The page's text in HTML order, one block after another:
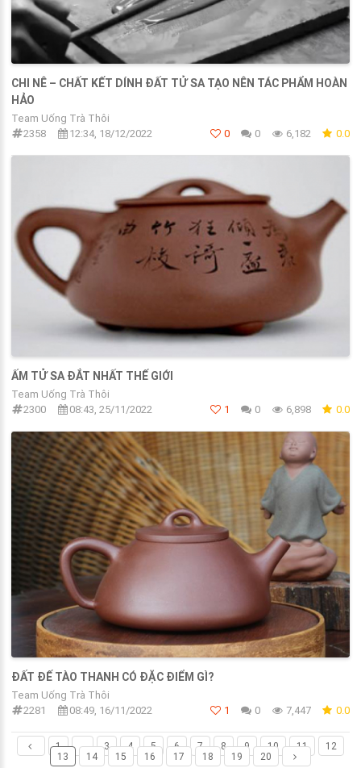
CHI NÊ – CHẤT KẾT DÍNH ĐẤT TỬ SA TẠO NÊN TÁC PHẨM HOÀN
HẢO
Team Uống Trà Thôi
2358
12:34, 18/12/2022 0 0 6,182 0.0
ẤM TỬ SA ĐẮT NHẤT THẾ GIỚI
Team Uống Trà Thôi
2300
08:43, 25/11/2022 1 0 6,898 0.0
ĐẤT ĐẾ TÀO THANH CÓ ĐẶC ĐIỂM GÌ?
Team Uống Trà Thôi
2281
08:49, 16/11/2022 1 0 7,447 0.0
1 ... 3 4 5 6 7 8 9 10 11
12
13
14 15 16 17 18 19 20